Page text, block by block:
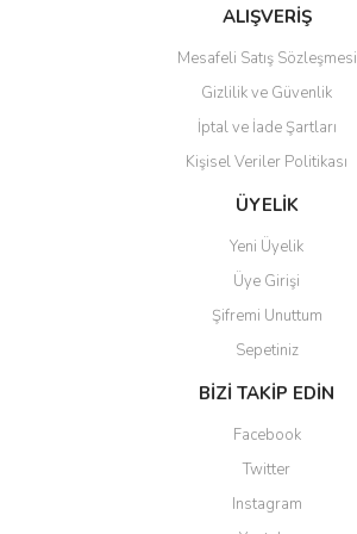
Bu ürüne benzer farklı alternatifler olmalı.
Gönder
ALIŞVERİŞ
Mesafeli Satış Sözleşmesi
Gizlilik ve Güvenlik
İptal ve İade Şartları
Kişisel Veriler Politikası
ÜYELİK
Yeni Üyelik
Üye Girişi
Şifremi Unuttum
Sepetiniz
BİZİ TAKİP EDİN
Facebook
Twitter
Instagram